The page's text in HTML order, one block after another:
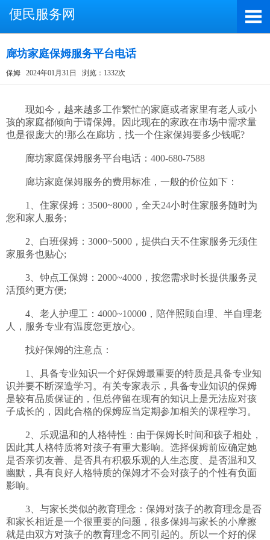
便民服务网
廊坊家庭保姆服务平台电话
保姆 2024年01月31日 浏览：1332次
现如今，越来越多工作繁忙的家庭或者家里有老人或小
孩的家庭都倾向于请保姆。因此现在的家政在市场中需求量
也是很庞大的!那么在廊坊，找一个住家保姆要多少钱呢?
廊坊家庭保姆服务平台电话：400-680-7588
廊坊家庭保姆服务的费用标准，一般的价位如下：
1、住家保姆：3500~8000，全天24小时住家服务随时为
您和家人服务;
2、白班保姆：3000~5000，提供白天不住家服务无须住
家服务也贴心;
3、钟点工保姆：2000~4000，按您需求时长提供服务灵
活预约更方便;
4、老人护理工：4000~10000，陪伴照顾自理、半自理老
人，服务专业有温度您更放心。
找好保姆的注意点：
1、具备专业知识一个好保姆最重要的特质是具备专业知
识并要不断深造学习。有关专家表示，具备专业知识的保姆
是较有品质保证的，但总停留在现有的知识上是无法应对孩
子成长的，因此合格的保姆应当定期参加相关的课程学习。
2、乐观温和的人格特性：由于保姆长时间和孩子相处，
因此其人格特质将对孩子有重大影响。选择保姆前应确定她
是否亲切友善、是否具有积极乐观的人生态度、是否温和又
幽默，具有良好人格特质的保姆才不会对孩子的个性有负面
影响。
3、与家长类似的教育理念：保姆对孩子的教育理念是否
和家长相近是一个很重要的问题，很多保姆与家长的小摩擦
就是由双方对孩子的教育理念不同引起的。所以一个好的保
微信号：A4000066885
（长按复制微信号，添加好友）
打开微信